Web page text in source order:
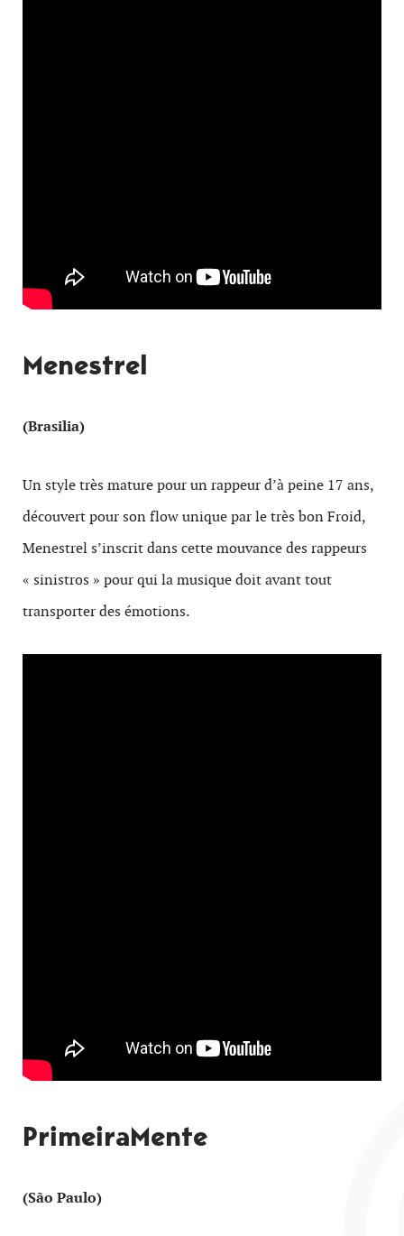
Menestrel
(Brasilia)
Un style très mature pour un rappeur d’à peine 17 ans,
découvert pour son flow unique par le très bon Froid,
Menestrel s’inscrit dans cette mouvance des rappeurs
« sinistros » pour qui la musique doit avant tout
transporter des émotions.
PrimeiraMente
(São Paulo)